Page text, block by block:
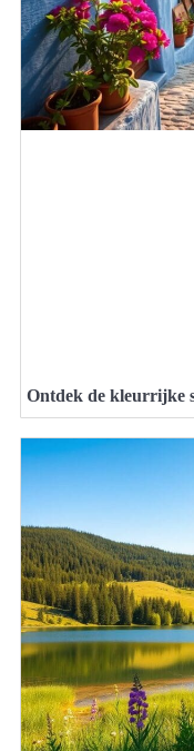
Ontdek de kleurrijke